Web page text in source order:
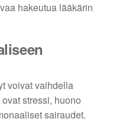
hakeutua lääkärin
voivat vaihdella
stressi, huono
sairaudet.